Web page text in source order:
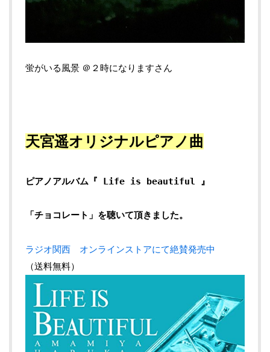
蛍がいる風景 ＠２時になりますさん
天宮遥オリジナルピアノ曲
ピアノアルバム 『 Life is beautiful 』
「チョコレート」を聴いて頂きました。
ラジオ関西 オンラインストアにて絶賛発売中
（送料無料）